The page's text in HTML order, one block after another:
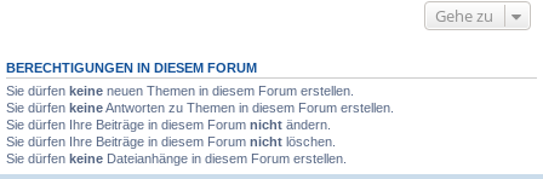
Gehe zu
BERECHTIGUNGEN IN DIESEM FORUM
Sie dürfen keine neuen Themen in diesem Forum erstellen.
Sie dürfen keineAntworten zu Themen in diesem Forum erstellen.
Sie dürfen Ihre Beiträge in diesem Forum nicht ändern.
Sie dürfen Ihre Beiträge in diesem Forum nicht löschen.
Sie dürfen keine Dateianhänge in diesem Forum erstellen.